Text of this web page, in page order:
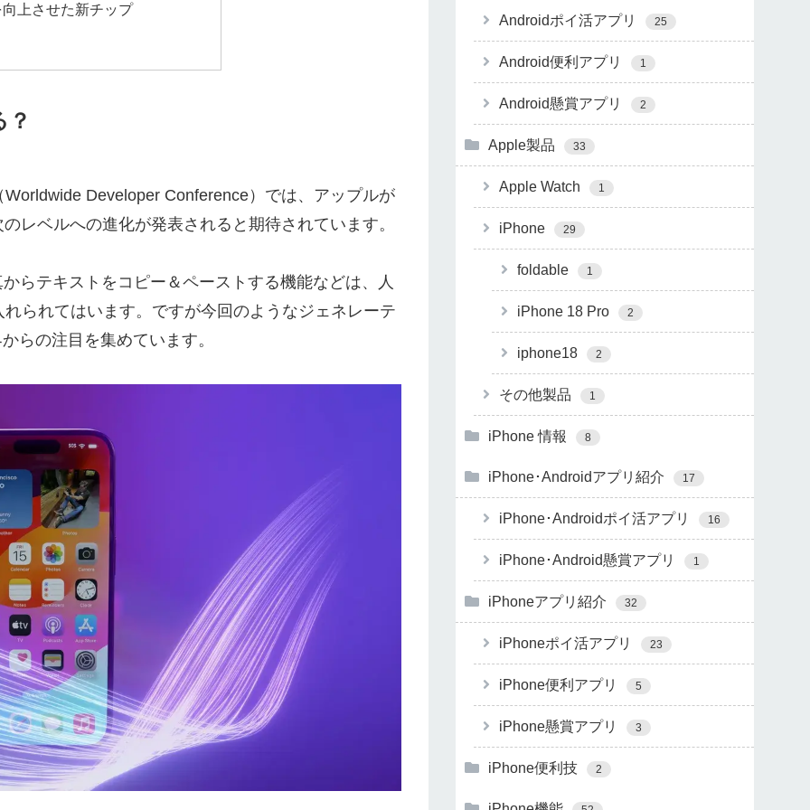
上させた新チップ
Developer Conference）では、アップルが
レベルへの進化が発表されると期待されています。
らテキストをコピー＆ペーストする機能などは、人
られてはいます。ですが今回のようなジェネレーテ
らの注目を集めています。
Androidポイ活アプリ 25
Android便利アプリ 1
Android懸賞アプリ 2
Apple製品 33
Apple Watch 1
iPhone 29
foldable 1
iPhone 18 Pro 2
iphone18 2
その他製品 1
iPhone 情報 8
iPhone･Androidアプリ紹介 17
iPhone･Androidポイ活アプリ 16
iPhone･Android懸賞アプリ 1
iPhoneアプリ紹介 32
iPhoneポイ活アプリ 23
iPhone便利アプリ 5
iPhone懸賞アプリ 3
iPhone便利技 2